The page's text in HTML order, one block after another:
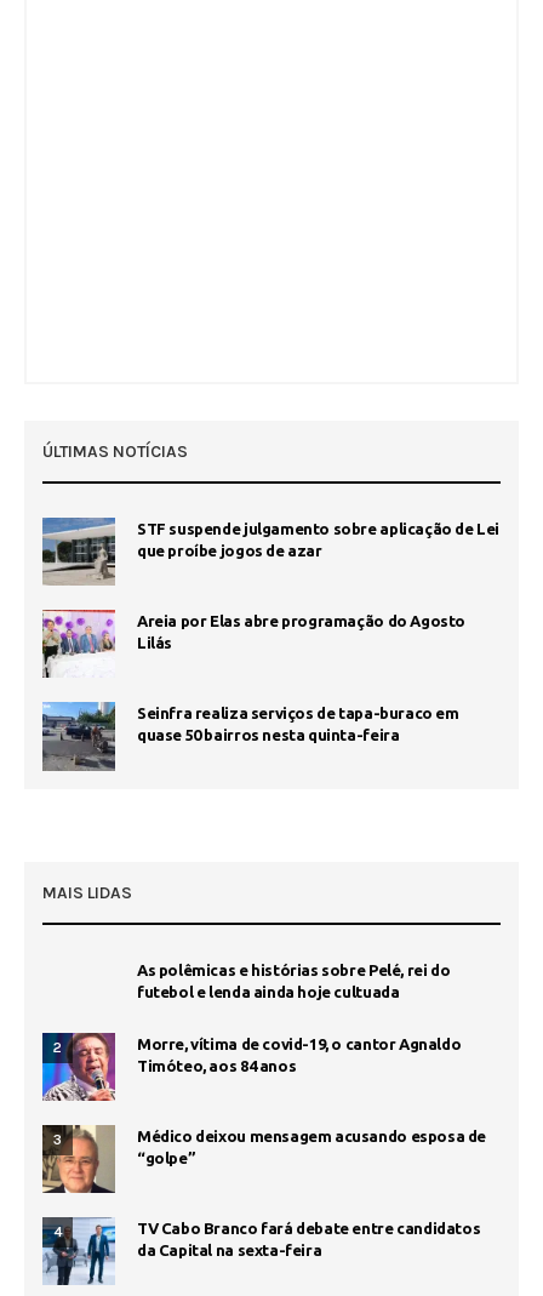
ÚLTIMAS NOTÍCIAS
STF suspende julgamento sobre aplicação de Lei
que proíbe jogos de azar
Areia por Elas abre programação do Agosto
Lilás
Seinfra realiza serviços de tapa-buraco em
quase 50 bairros nesta quinta-feira
MAIS LIDAS
As polêmicas e histórias sobre Pelé, rei do
futebol e lenda ainda hoje cultuada
2
Morre, vítima de covid-19, o cantor Agnaldo
Timóteo, aos 84 anos
3
Médico deixou mensagem acusando esposa de
“golpe”
4
TV Cabo Branco fará debate entre candidatos
da Capital na sexta-feira